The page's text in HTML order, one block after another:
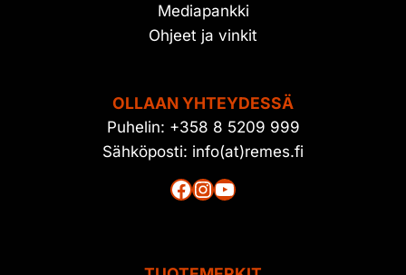
Mediapankki
Ohjeet ja vinkit
OLLAAN YHTEYDESSÄ
Puhelin: +358 8 5209 999
Sähköposti: info(at)remes.fi
Facebook
Instagram
YouTube